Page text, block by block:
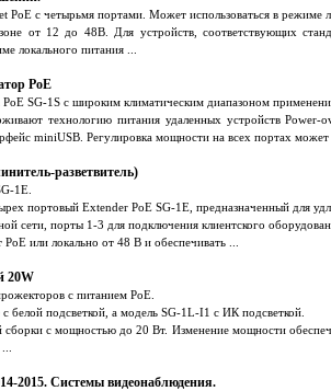
PoE с четырьмя портами. Может использоваться в режиме
от 12 до 48В. Для устройств, соответствующих
локального питания ...
PoE
SG-1S c широким климатическим диапазоном
технологию питания удаленных устройств
miniUSB. Регулировка мощности на всех портах может
разветвитель)
1E.
портовый Extender PoE SG-1E, предназначенный для
сети, порты 1-3 для подключения клиентского
или локально от 48 В и обеспечивать ...
20W
с питанием PoE.
белой подсветкой, а модель SG-1L-I1 с ИК подсветкой.
с мощностью до 20 Вт. Изменение мощности
2015. Системы видеонаблюдения.